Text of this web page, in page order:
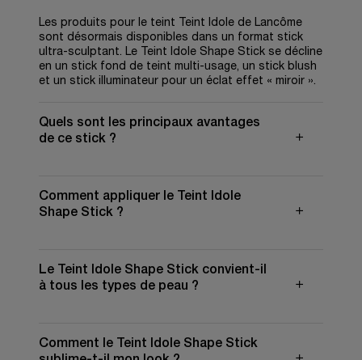
Les produits pour le teint Teint Idole de Lancôme
sont désormais disponibles dans un format stick
ultra-sculptant. Le Teint Idole Shape Stick se décline
en un stick fond de teint multi-usage, un stick blush
et un stick illuminateur pour un éclat effet « miroir ».
Quels sont les principaux avantages
de ce stick ?
Comment appliquer le Teint Idole
Shape Stick ?
Le Teint Idole Shape Stick convient-il
à tous les types de peau ?
Comment le Teint Idole Shape Stick